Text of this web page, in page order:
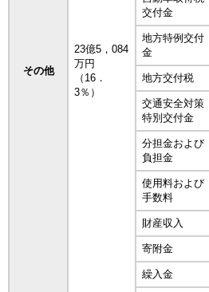
その他
23億5，084
万円
（16．
3％）
交付金
地方特例交付
金
地方交付税
交通安全対策
特別交付金
分担金および
負担金
使用料および
手数料
財産収入
寄附金
繰入金